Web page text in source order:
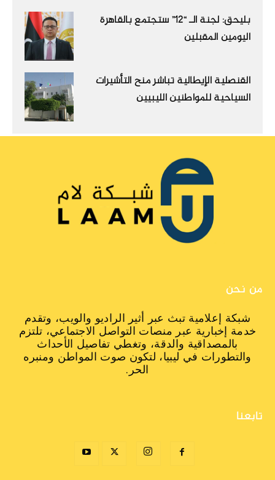
بليحق: لجنة الـ “12” ستجتمع بالقاهرة
اليومين المقبلين
القنصلية الإيطالية تباشر منح التأشيرات
السياحية للمواطنين الليبيين
من نحن
شبكة إعلامية تبث عبر أثير الراديو والويب، وتقدم
خدمة إخبارية عبر منصات التواصل الاجتماعي، تلتزم
بالمصداقية والدقة، وتغطي تفاصيل الأحداث
والتطورات في ليبيا، لتكون صوت المواطن ومنبره
الحر.
تابعنا